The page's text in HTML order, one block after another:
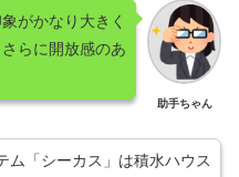
助手ちゃん
がかなり大きく
らに開放感のあ
ム「シーカス」は積水ハウス